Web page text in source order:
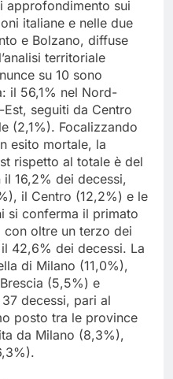
approfondimento sui
italiane e nelle due
e Bolzano, diffuse
territoriale
su 10 sono
il 56,1% nel Nord-
seguiti da Centro
(2,1%). Focalizzando
esito mortale, la
rispetto al totale è del
16,2% dei decessi,
il Centro (12,2%) e le
si conferma il primato
oltre un terzo dei
42,6% dei decessi. La
di Milano (11,0%),
(5,5%) e
decessi, pari al
posto tra le province
da Milano (8,3%),